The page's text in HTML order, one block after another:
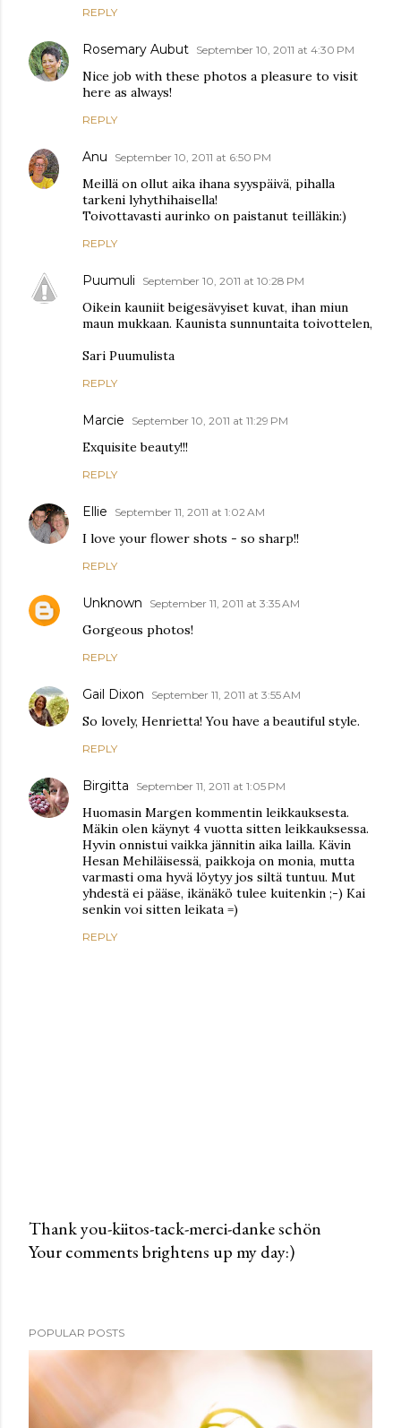
REPLY
Rosemary Aubut September 10, 2011 at 4:30 PM
Nice job with these photos a pleasure to visit
here as always!
REPLY
Anu September 10, 2011 at 6:50 PM
Meillä on ollut aika ihana syyspäivä, pihalla
tarkeni lyhythihaisella!
Toivottavasti aurinko on paistanut teilläkin:)
REPLY
Puumuli September 10, 2011 at 10:28 PM
Oikein kauniit beigesävyiset kuvat, ihan miun
maun mukkaan. Kaunista sunnuntaita toivottelen,
Sari Puumulista
REPLY
Marcie September 10, 2011 at 11:29 PM
Exquisite beauty!!!
REPLY
Ellie September 11, 2011 at 1:02 AM
I love your flower shots - so sharp!!
REPLY
Unknown September 11, 2011 at 3:35 AM
Gorgeous photos!
REPLY
Gail Dixon September 11, 2011 at 3:55 AM
So lovely, Henrietta! You have a beautiful style.
REPLY
Birgitta September 11, 2011 at 1:05 PM
Huomasin Margen kommentin leikkauksesta.
Mäkin olen käynyt 4 vuotta sitten leikkauksessa.
Hyvin onnistui vaikka jännitin aika lailla. Kävin
Hesan Mehiläisessä, paikkoja on monia, mutta
varmasti oma hyvä löytyy jos siltä tuntuu. Mut
yhdestä ei pääse, ikänäkö tulee kuitenkin ;-) Kai
senkin voi sitten leikata =)
REPLY
P
a
C
o
m
Thank you-kiitos-tack-merci-danke schön
Your comments brightens up my day:)
POPULAR POSTS